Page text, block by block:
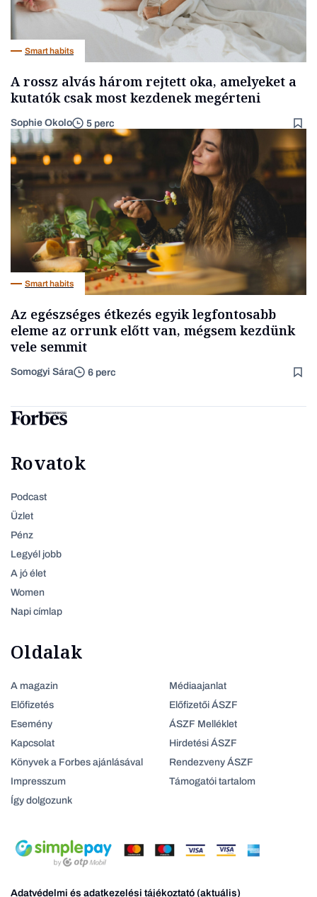
Smart habits
A rossz alvás három rejtett oka, amelyeket a
kutatók csak most kezdenek megérteni
Sophie Okolo 5 perc
Smart habits
Az egészséges étkezés egyik legfontosabb
eleme az orrunk előtt van, mégsem kezdünk
vele semmit
Somogyi Sára 6 perc
Rovatok
Podcast
Üzlet
Pénz
Legyél jobb
A jó élet
Women
Napi címlap
Oldalak
A magazin
Előfizetés
Esemény
Kapcsolat
Könyvek a Forbes ajánlásával
Impresszum
Így dolgozunk
Médiaajanlat
Előfizetői ÁSZF
ÁSZF Melléklet
Hirdetési ÁSZF
Rendezveny ÁSZF
Támogatói tartalom
Adatvédelmi és adatkezelési tájékoztató (aktuális)